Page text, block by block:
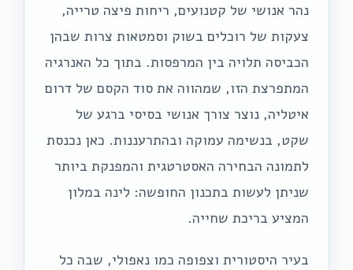
נהר אנושי של קטנועים, ריחות פיצה טרייה,
צעקות של רוכלים בשוק וסמטאות צרות שבהן
הכביסה תלויה בין המרפסות. בתוך כל האנרגיה
המתפרצת הזו, שמהווה את סוד הקסם של דרום
איטליה, נוצר צורך אנושי בסיסי ברגע של
שקט, בנשימה עמוקה ובהתרעננות. כאן נכנסת
לתמונה הבחירה האסטרטגית והמפנקת ביותר
שניתן לעשות בתכנון החופשה: לינה במלון
המציע בריכת שחייה.
בעיר היסטורית וצפופה כמו נאפולי, שבה כל